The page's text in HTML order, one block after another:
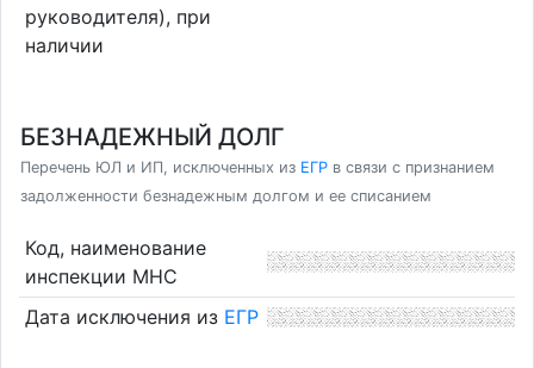
руководителя), при
наличии
БЕЗНАДЕЖНЫЙ ДОЛГ
Перечень ЮЛ и ИП, исключенных из ЕГР в связи с признанием
задолженности безнадежным долгом и ее списанием
Код, наименование
инспекции МНС
Дата исключения из ЕГР